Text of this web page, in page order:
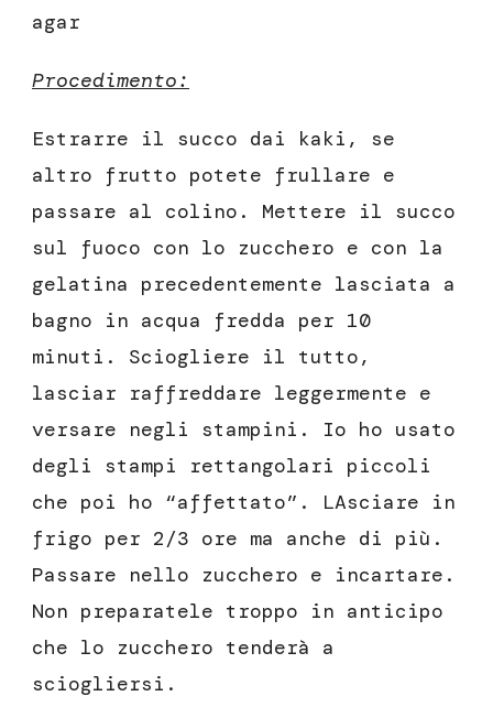
agar
Procedimento:
Estrarre il succo dai kaki, se
altro frutto potete frullare e
passare al colino. Mettere il succo
sul fuoco con lo zucchero e con la
gelatina precedentemente lasciata a
bagno in acqua fredda per 10
minuti. Sciogliere il tutto,
lasciar raffreddare leggermente e
versare negli stampini. Io ho usato
degli stampi rettangolari piccoli
che poi ho “affettato”. LAsciare in
frigo per 2/3 ore ma anche di più.
Passare nello zucchero e incartare.
Non preparatele troppo in anticipo
che lo zucchero tenderà a
sciogliersi.